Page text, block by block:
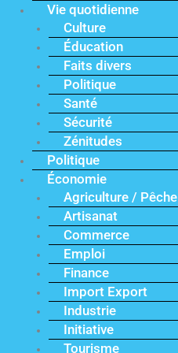
Vie quotidienne
Culture
Éducation
Faits divers
Politique
Santé
Sécurité
Zénitudes
Politique
Économie
Agriculture / Pêche
Artisanat
Commerce
Emploi
Finance
Import Export
Industrie
Initiative
Tourisme